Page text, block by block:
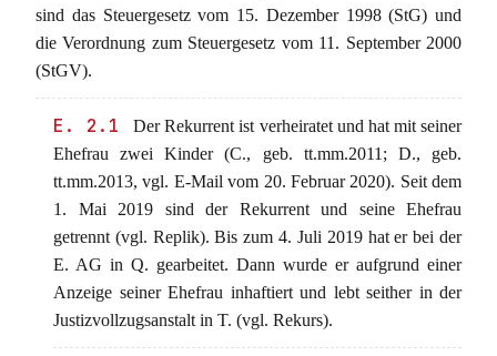
sind das Steuergesetz vom 15. Dezember 1998 (StG) und
die Verordnung zum Steuergesetz vom 11. September 2000
(StGV).
E. 2.1
Der Rekurrent ist verheiratet und hat mit seiner
Ehefrau zwei Kinder (C., geb. tt.mm.2011; D., geb.
tt.mm.2013, vgl. E-Mail vom 20. Februar 2020). Seit dem
1. Mai 2019 sind der Rekurrent und seine Ehefrau
getrennt (vgl. Replik). Bis zum 4. Juli 2019 hat er bei der
E. AG in Q. gearbeitet. Dann wurde er aufgrund einer
Anzeige seiner Ehefrau inhaftiert und lebt seither in der
Justizvollzugsanstalt in T. (vgl. Rekurs).